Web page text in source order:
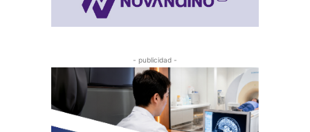
- publicidad -